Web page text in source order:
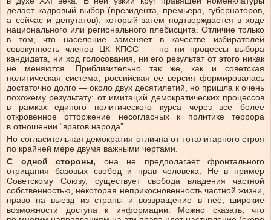
делает кадровый выбор (президента, премьера, губернаторов,
а сейчас и депутатов), который затем подтверждается в ходе
национального или регионального плебисцита. Отличие только
в том, что население заменяет в качестве избирателей
совокупность членов ЦК КПСС — но ни процессы выбора
кандидата, ни ход голосования, ни его результат от этого никак
не меняются. Приблизительно так же, как и советская
политическая система, российская ее версия формировалась
достаточно долго — около двух десятилетий, но пришла к очень
похожему результату: от имитаций демократических процессов
в рамках единого политического курса через все более
откровенное отторжение несогласных к политике террора
в отношении “врагов народа”.
Но согласительная демократия отлична от тоталитарного строя
по крайней мере двумя важными чертами.
С одной стороны, она не предполагает фронтального
отрицания базовых свобод и прав человека. Не в пример
Советскому Союзу, существует свобода владения частной
собственностью, некоторая неприкосновенность частной жизни,
право на выезд из страны и возвращение в неё, широкие
возможности доступа к информации. Можно сказать, что